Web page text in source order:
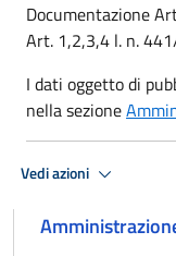
Documentazione
Art. 1,2,3,4 l. n.
I dati oggetto di
nella sezione
Vedi azioni